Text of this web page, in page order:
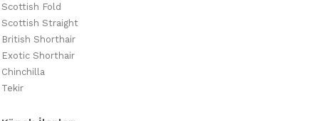
Scottish Fold
Scottish Straight
British Shorthair
Exotic Shorthair
Chinchilla
Tekir